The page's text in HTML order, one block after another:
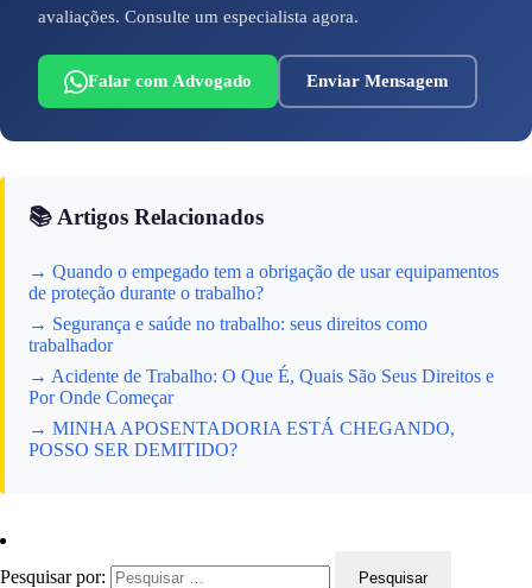
avaliações. Consulte um especialista agora.
Falar com Advogado Enviar Mensagem
📚 Artigos Relacionados
→ Quando o empegado tem a obrigação de usar equipamentos
de proteção durante o trabalho?
→ Segurança e saúde no trabalho: seus direitos como
trabalhador
→ Acidente de Trabalho: O Que É, Quais São Seus Direitos e
Por Onde Começar
→ MINHA APOSENTADORIA ESTÁ CHEGANDO,
POSSO SER DEMITIDO?
Pesquisar por: